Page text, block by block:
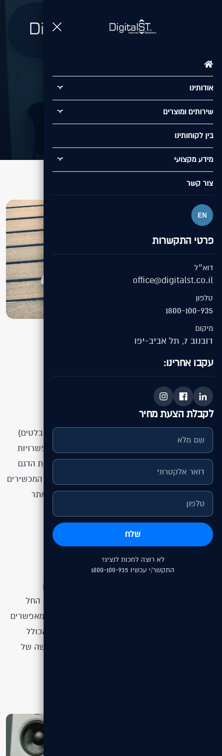
אודותינו
שירותים ומוצרים
בין לקוחותינו
מידע מקצועי
צור קשר
EN
פרטי התקשרות
דוא״ל
office@digitalst.co.il
טלפון
1800-100-935
מיקום
דובנוב 7, תל אביב-יפו
עקבו אחרינו:
לקבלת הצעת מחיר
שלח
לא רוצה לחכות לנציג?
התקשר/י עכשיו 1800-100-935
Segway
בין לקוחותינו בניית אתרים
Segway
העבודה בפרויקט
הקמת אתר תדמיתי
רספונסיבי (תואם טלפונים וטאבלטים)
למותג Segway מבית UMI. הפרויקט כלל מספר אפשרויות
פונקציונליות למעבר בין תצוגת דגמים - החל מזוויות הדגם
לתתי דגמים משניים. הניווט באתר הותאם לכל סוגי המכשירים
וכלל את צבעי המותג (כתום ושחור) כפי שהוצגו באתר
העולמי. בנוסף פותח קטלוג אביזרים הכלל את כל
האפשרויות הנלוות לסגווי שלכם.
האסטרטגיה שלנו
כחלק מההתנהלות השוטפת עם הלקוח פותחו מגוון
טכנולוגיות ייחודיות לניווט הגולש לעמודים הנכונים. החל
מפיתוח אלמנטים של חווית משתמש UX ייחודיים המאפשרים
מעבר בין עמודים אסטרטגים לעמוד צור קשר נוח הכולל
UI(ממשק משתמש) המאפשר פנייה בכל סוגי הבקשה של